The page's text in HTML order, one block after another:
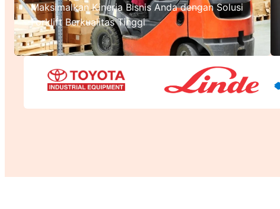
Maksimalkan Kinerja Bisnis Anda dengan Solusi
Forklift Berkualitas Tinggi